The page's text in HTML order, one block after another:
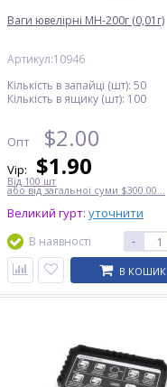
Ваги ювелірні MH-200г (0,01г)
Артикул:10946
Кількість в запайці (шт): 50
Кількість в ящику (шт): 100
Опт $2.00
Vip: $1.90
Від 100 шт
або від загальної суми $300.00...
Великий гурт: уточнити
В наявності -
В КОШИК